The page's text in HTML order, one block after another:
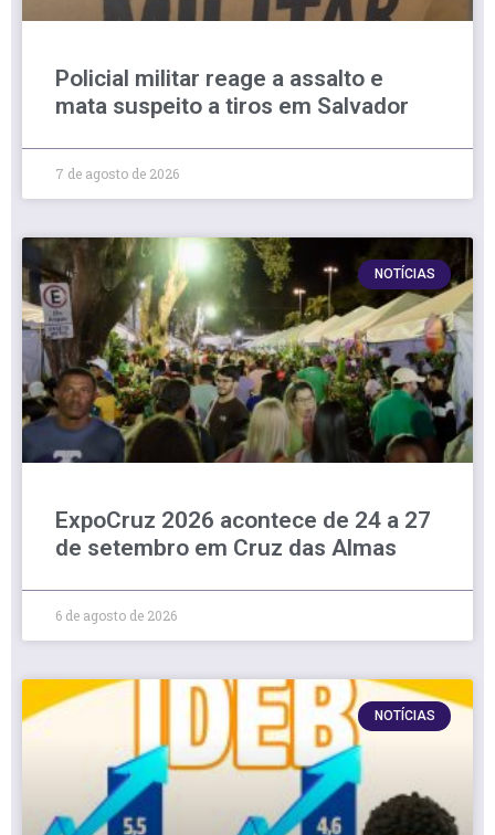
Policial militar reage a assalto e
mata suspeito a tiros em Salvador
7 de agosto de 2026
NOTÍCIAS
ExpoCruz 2026 acontece de 24 a 27
de setembro em Cruz das Almas
6 de agosto de 2026
NOTÍCIAS